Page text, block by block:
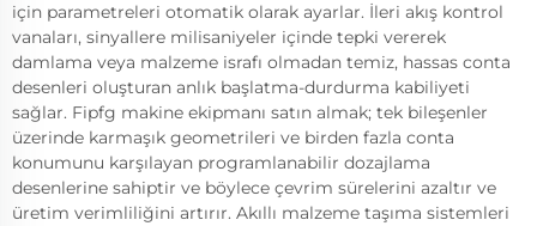
için parametreleri otomatik olarak ayarlar. İleri akış kontrol
vanaları, sinyallere milisaniyeler içinde tepki vererek
damlama veya malzeme israfı olmadan temiz, hassas conta
desenleri oluşturan anlık başlatma-durdurma kabiliyeti
sağlar. Fipfg makine ekipmanı satın almak; tek bileşenler
üzerinde karmaşık geometrileri ve birden fazla conta
konumunu karşılayan programlanabilir dozajlama
desenlerine sahiptir ve böylece çevrim sürelerini azaltır ve
üretim verimliliğini artırır. Akıllı malzeme taşıma sistemleri